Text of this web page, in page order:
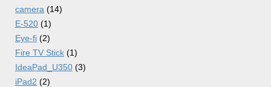
camera (14)
E-520 (1)
Eye-fi (2)
Fire TV Stick (1)
IdeaPad_U350 (3)
iPad2 (2)